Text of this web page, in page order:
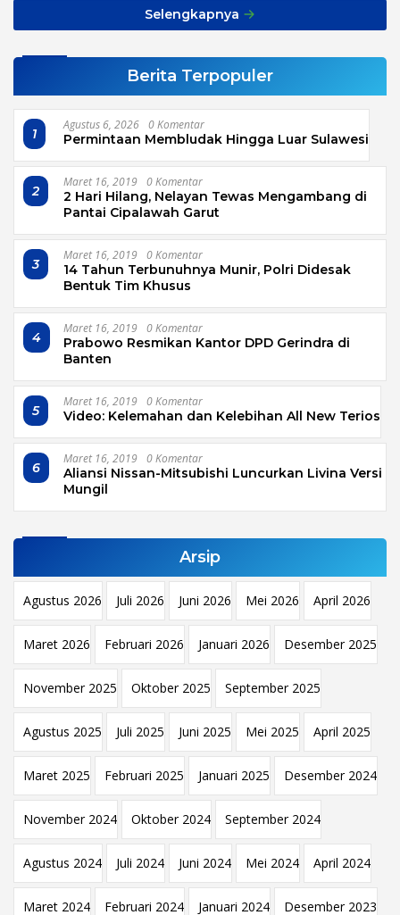
Selengkapnya
Berita Terpopuler
1
Agustus 6, 2026 0 Komentar
Permintaan Membludak Hingga Luar Sulawesi
2
Maret 16, 2019 0 Komentar
2 Hari Hilang, Nelayan Tewas Mengambang di
Pantai Cipalawah Garut
3
Maret 16, 2019 0 Komentar
14 Tahun Terbunuhnya Munir, Polri Didesak
Bentuk Tim Khusus
4
Maret 16, 2019 0 Komentar
Prabowo Resmikan Kantor DPD Gerindra di
Banten
5
Maret 16, 2019 0 Komentar
Video: Kelemahan dan Kelebihan All New Terios
6
Maret 16, 2019 0 Komentar
Aliansi Nissan-Mitsubishi Luncurkan Livina Versi
Mungil
Arsip
Agustus 2026 Juli 2026 Juni 2026 Mei 2026 April 2026
Maret 2026 Februari 2026 Januari 2026 Desember 2025
November 2025 Oktober 2025 September 2025
Agustus 2025 Juli 2025 Juni 2025 Mei 2025 April 2025
Maret 2025 Februari 2025 Januari 2025 Desember 2024
November 2024 Oktober 2024 September 2024
Agustus 2024 Juli 2024 Juni 2024 Mei 2024 April 2024
Maret 2024 Februari 2024 Januari 2024 Desember 2023